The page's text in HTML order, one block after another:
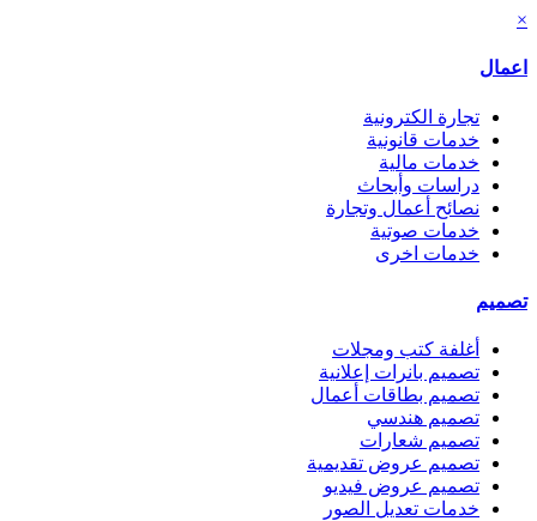
×
اعمال
تجارة الكترونية
خدمات قانونية
خدمات مالية
دراسات وأبحاث
نصائح أعمال وتجارة
خدمات صوتية
خدمات اخرى
تصميم
أغلفة كتب ومجلات
تصميم بانرات إعلانية
تصميم بطاقات أعمال
تصميم هندسي
تصميم شعارات
تصميم عروض تقديمية
تصميم عروض فيديو
خدمات تعديل الصور